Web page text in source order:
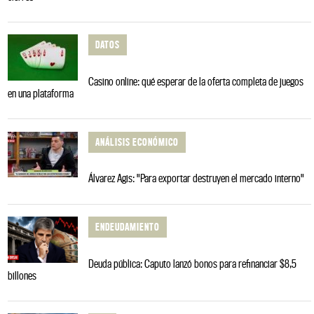
DATOS
Casino online: qué esperar de la oferta completa de juegos
en una plataforma
ANÁLISIS ECONÓMICO
Álvarez Agis: "Para exportar destruyen el mercado interno"
ENDEUDAMIENTO
Deuda pública: Caputo lanzó bonos para refinanciar $8,5
billones